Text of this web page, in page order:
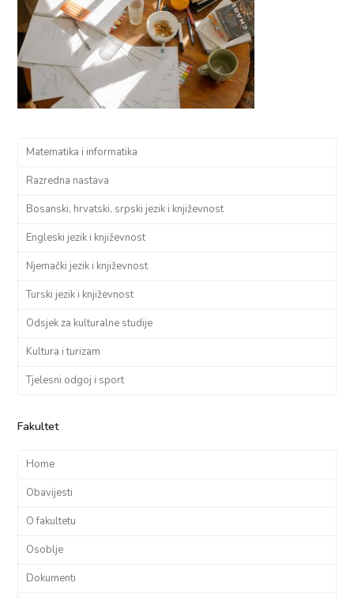
Matematika i informatika
Razredna nastava
Bosanski, hrvatski, srpski jezik i književnost
Engleski jezik i književnost
Njemački jezik i književnost
Turski jezik i književnost
Odsjek za kulturalne studije
Kultura i turizam
Tjelesni odgoj i sport
Fakultet
Home
Obavijesti
O fakultetu
Osoblje
Dokumenti